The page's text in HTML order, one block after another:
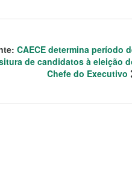
CAECE determina período
de candidatos à eleição
Chefe do Executivo